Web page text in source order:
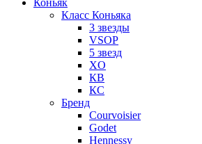
Класс Коньяка
3 звезды
VSOP
5 звезд
XO
КВ
КС
Бренд
Courvoisier
Godet
Hennessy